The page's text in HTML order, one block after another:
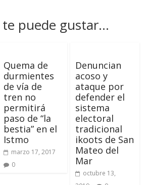
puede gustar...
Quema de
durmientes
de vía de
tren no
permitirá
paso de “la
bestia” en el
Istmo
marzo 17, 2017
0
Denuncian
acoso y
ataque por
defender el
sistema
electoral
tradicional
ikoots de San
Mateo del
Mar
octubre 13,